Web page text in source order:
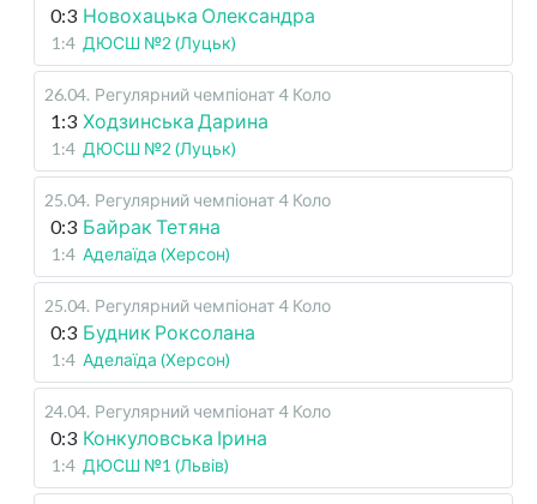
0:3 Новохацька Олександра
1:4 ДЮСШ №2 (Луцьк)
26.04. Регулярний чемпіонат 4 Коло
1:3 Ходзинська Дарина
1:4 ДЮСШ №2 (Луцьк)
25.04. Регулярний чемпіонат 4 Коло
0:3 Байрак Тетяна
1:4 Аделаїда (Херсон)
25.04. Регулярний чемпіонат 4 Коло
0:3 Будник Роксолана
1:4 Аделаїда (Херсон)
24.04. Регулярний чемпіонат 4 Коло
0:3 Конкуловська Ірина
1:4 ДЮСШ №1 (Львів)